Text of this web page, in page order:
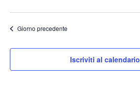
Giorno precedente
Iscriviti al calendario